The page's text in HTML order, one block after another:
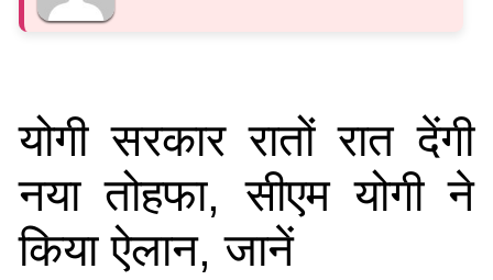
योगी सरकार रातों रात देंगी
नया तोहफा, सीएम योगी ने
किया ऐलान, जानें